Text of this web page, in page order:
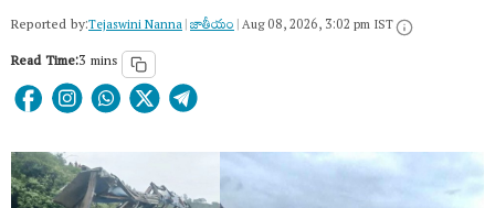
Reported by:Tejaswini Nanna|జాతీయం|Aug 08, 2026, 3:02 pm IST
Read Time:3 mins